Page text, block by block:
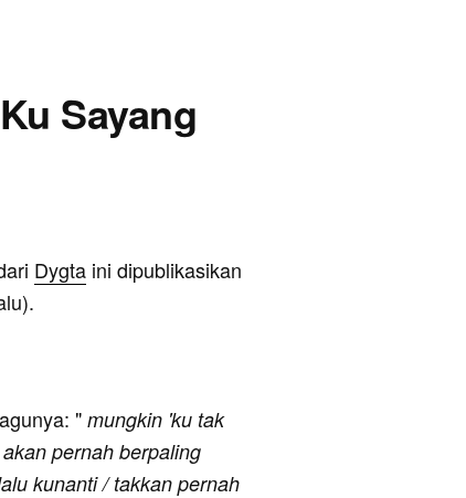
Sayang
Dygta ini dipublikasikan
" mungkin 'ku tak
pernah berpaling
kunanti / takkan pernah